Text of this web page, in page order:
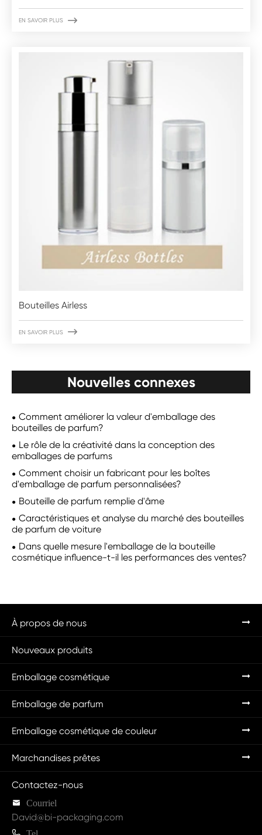
EN SAVOIR PLUS 
Bouteilles Airless
EN SAVOIR PLUS 
Nouvelles connexes
Comment améliorer la valeur d'emballage des
bouteilles de parfum?
Le rôle de la créativité dans la conception des
emballages de parfums
Comment choisir un fabricant pour les boîtes
d'emballage de parfum personnalisées?
Bouteille de parfum remplie d'âme
Caractéristiques et analyse du marché des bouteilles
de parfum de voiture
Dans quelle mesure l'emballage de la bouteille
cosmétique influence-t-il les performances des ventes?
À propos de nous
Nouveaux produits
Emballage cosmétique
Emballage de parfum
Emballage cosmétique de couleur
Marchandises prêtes
Contactez-nous
 Courriel
David@bi-packaging.com
